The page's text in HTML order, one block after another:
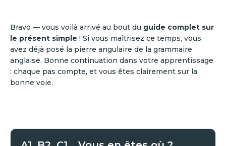
Bravo — vous voilà arrivé au bout du guide complet sur
le présent simple ! Si vous maîtrisez ce temps, vous
avez déjà posé la pierre angulaire de la grammaire
anglaise. Bonne continuation dans votre apprentissage
: chaque pas compte, et vous êtes clairement sur la
bonne voie.